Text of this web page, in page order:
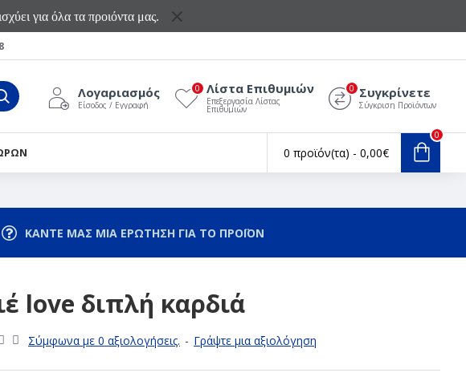
για όλα τα προιόντα μας.
Λογαριασμός
Είσοδος / Εγγραφή
Λίστα Επιθυμιών
Επεξεργασία Λίστας
Επιθυμιών
0 Συγκρίνετε
Σύγκριση Προϊόντων
0
0 προϊόν(τα) - 0,00€
0
ΚΑΝΤΕ ΜΑΣ ΜΙΑ ΕΡΩΤΗΣΗ ΓΙΑ ΤΟ ΠΡΟΪΟΝ
love διπλή καρδιά
Σύμφωνα με 0 αξιολογήσεις. - Γράψτε μια αξιολόγηση